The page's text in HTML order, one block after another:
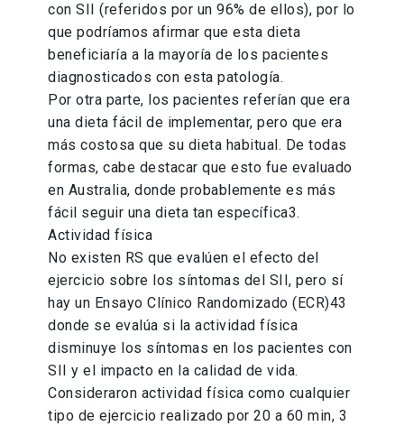
con SII (referidos por un 96% de ellos), por lo
que podríamos afirmar que esta dieta
beneficiaría a la mayoría de los pacientes
diagnosticados con esta patología.
Por otra parte, los pacientes referían que era
una dieta fácil de implementar, pero que era
más costosa que su dieta habitual. De todas
formas, cabe destacar que esto fue evaluado
en Australia, donde probablemente es más
fácil seguir una dieta tan específica3.
Actividad física
No existen RS que evalúen el efecto del
ejercicio sobre los síntomas del SII, pero sí
hay un Ensayo Clínico Randomizado (ECR)43
donde se evalúa si la actividad física
disminuye los síntomas en los pacientes con
SII y el impacto en la calidad de vida.
Consideraron actividad física como cualquier
tipo de ejercicio realizado por 20 a 60 min, 3